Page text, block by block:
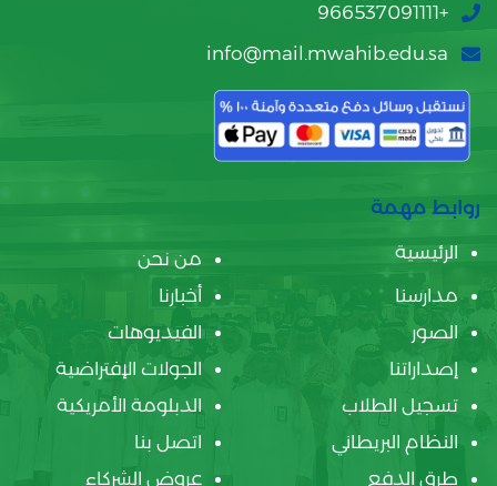
+966537091111
info@mail.mwahib.edu.sa
روابط مهمة
الرئيسية
من نحن
مدارسنا
أخبارنا
الصور
الفيديوهات
إصداراتنا
الجولات الإفتراضية
تسجيل الطلاب
الدبلومة الأمريكية
النظام البريطاني
اتصل بنا
طرق الدفع
عروض الشركاء